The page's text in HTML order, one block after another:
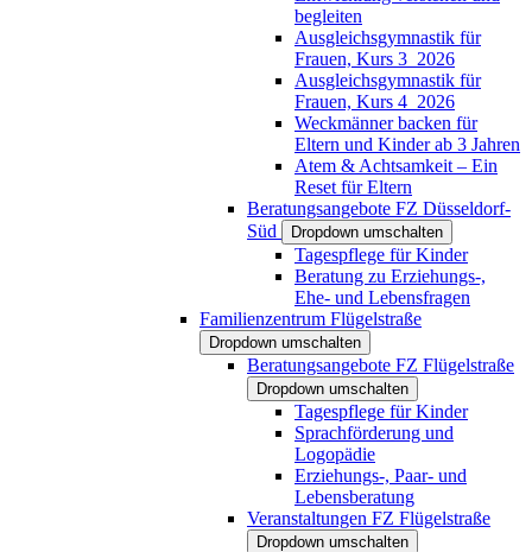
begleiten
Ausgleichsgymnastik für
Frauen, Kurs 3_2026
Ausgleichsgymnastik für
Frauen, Kurs 4_2026
Weckmänner backen für
Eltern und Kinder ab 3 Jahren
Atem & Achtsamkeit – Ein
Reset für Eltern
Beratungsangebote FZ Düsseldorf-
Süd
Dropdown umschalten
Tagespflege für Kinder
Beratung zu Erziehungs-,
Ehe- und Lebensfragen
Familienzentrum Flügelstraße
Dropdown umschalten
Beratungsangebote FZ Flügelstraße
Dropdown umschalten
Tagespflege für Kinder
Sprachförderung und
Logopädie
Erziehungs-, Paar- und
Lebensberatung
Veranstaltungen FZ Flügelstraße
Dropdown umschalten